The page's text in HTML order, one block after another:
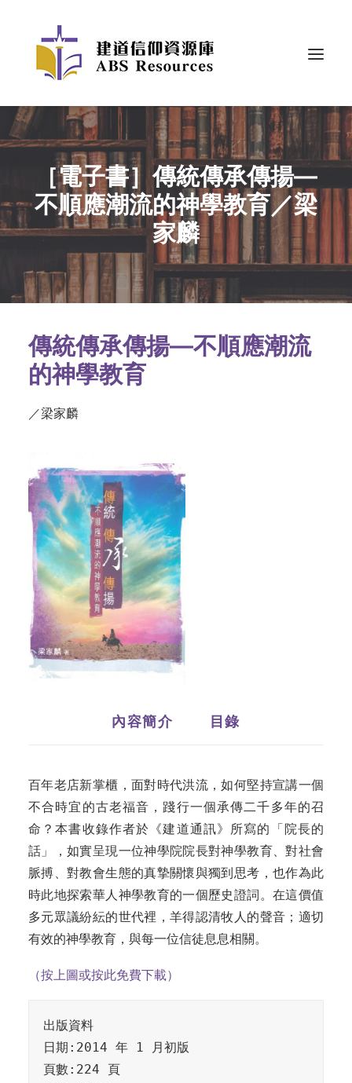
［電子書］傳統傳承傳揚—
不順應潮流的神學教育／梁
家麟
傳統傳承傳揚—不順應潮流
的神學教育
／梁家麟
內容簡介 目錄
百年老店新掌櫃，面對時代洪流，如何堅持宣講一個
不合時宜的古老福音，踐行一個承傳二千多年的召
命？本書收錄作者於《建道通訊》所寫的「院長的
話」，如實呈現一位神學院院長對神學教育、對社會
脈搏、對教會生態的真摯關懷與獨到思考，也作為此
時此地探索華人神學教育的一個歷史證詞。在這價值
多元眾議紛紜的世代裡，羊得認清牧人的聲音；適切
有效的神學教育，與每一位信徒息息相關。
（按上圖或按此免費下載）
出版資料
日期:2014 年 1 月初版
頁數:224 頁